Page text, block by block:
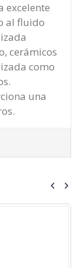
excelente
al fluido
cerámicos
como
una